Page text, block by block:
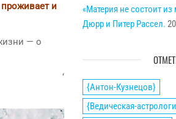
проживает и
— о
‘
«Материя не состоит из
Дюрр и Питер Рассел.
{Антон-Кузнецов}
{Ведическая-